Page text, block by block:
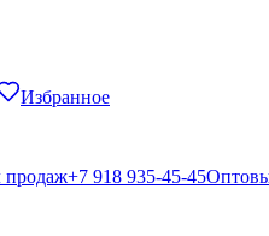
Избранное
продаж+7 918 935-45-45